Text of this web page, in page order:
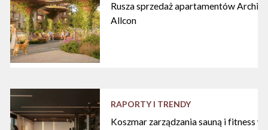
Rusza sprzedaż apartamentów
Allcon
RAPORTY I TRENDY
Koszmar zarządzania sauną i fitness w